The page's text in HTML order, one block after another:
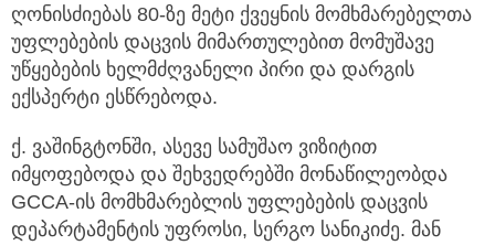
ღონისძიებას 80-ზე მეტი ქვეყნის მომხმარებელთა
უფლებების დაცვის მიმართულებით მომუშავე
უწყებების ხელმძღვანელი პირი და დარგის
ექსპერტი ესწრებოდა.
ქ. ვაშინგტონში, ასევე სამუშაო ვიზიტით
იმყოფებოდა და შეხვედრებში მონაწილეობდა
GCCA-ის მომხმარებლის უფლებების დაცვის
დეპარტამენტის უფროსი, სერგო სანიკიძე. მან